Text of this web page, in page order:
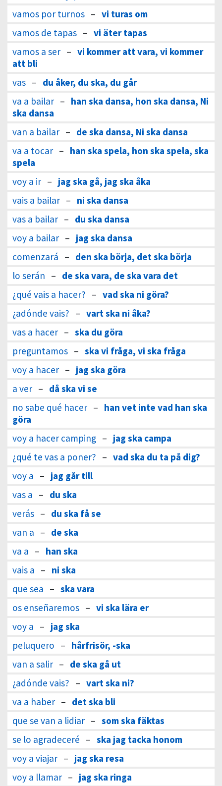
vamos por turnos – vi turas om
vamos de tapas – vi äter tapas
vamos a ser – vi kommer att vara, vi kommer
att bli
vas – du åker, du ska, du går
va a bailar – han ska dansa, hon ska dansa, Ni
ska dansa
van a bailar – de ska dansa, Ni ska dansa
va a tocar – han ska spela, hon ska spela, ska
spela
voy a ir – jag ska gå, jag ska åka
vais a bailar – ni ska dansa
vas a bailar – du ska dansa
voy a bailar – jag ska dansa
comenzará – den ska börja, det ska börja
lo serán – de ska vara, de ska vara det
¿qué vais a hacer? – vad ska ni göra?
¿adónde vais? – vart ska ni åka?
vas a hacer – ska du göra
preguntamos – ska vi fråga, vi ska fråga
voy a hacer – jag ska göra
a ver – då ska vi se
no sabe qué hacer – han vet inte vad han ska
göra
voy a hacer camping – jag ska campa
¿qué te vas a poner? – vad ska du ta på dig?
voy a – jag går till
vas a – du ska
verás – du ska få se
van a – de ska
va a – han ska
vais a – ni ska
que sea – ska vara
os enseñaremos – vi ska lära er
voy a – jag ska
peluquero – hårfrisör, -ska
van a salir – de ska gå ut
¿adónde vais? – vart ska ni?
va a haber – det ska bli
que se van a lidiar – som ska fäktas
se lo agradeceré – ska jag tacka honom
voy a viajar – jag ska resa
voy a llamar – jag ska ringa